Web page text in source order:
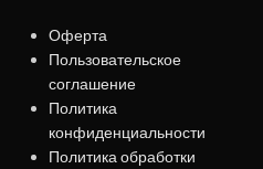
Оферта
Пользовательское
соглашение
Политика
конфиденциальности
Политика обработки